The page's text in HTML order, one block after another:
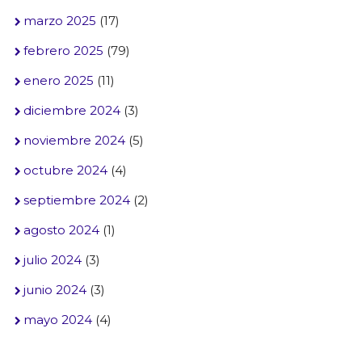
marzo 2025 (17)
febrero 2025 (79)
enero 2025 (11)
diciembre 2024(3)
noviembre 2024(5)
octubre 2024(4)
septiembre 2024(2)
agosto 2024(1)
julio 2024(3)
junio 2024(3)
mayo 2024(4)